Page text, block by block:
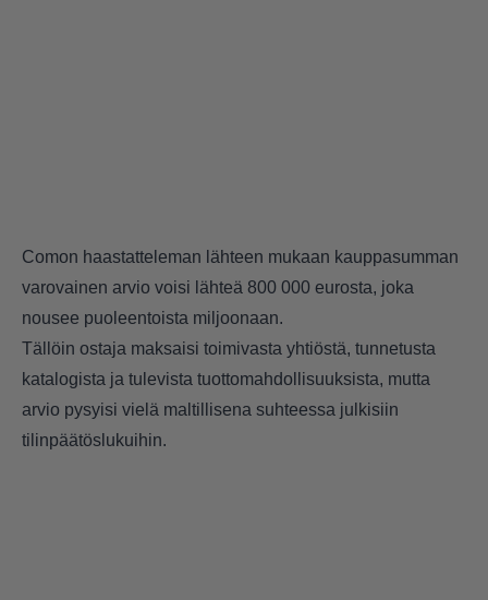
Comon haastatteleman lähteen mukaan kauppasumman
varovainen arvio voisi lähteä 800 000 eurosta, joka
nousee puoleentoista miljoonaan.
Tällöin ostaja maksaisi toimivasta yhtiöstä, tunnetusta
katalogista ja tulevista tuottomahdollisuuksista, mutta
arvio pysyisi vielä maltillisena suhteessa julkisiin
tilinpäätöslukuihin.